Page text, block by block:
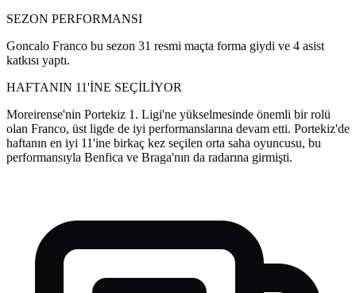
SEZON PERFORMANSI
Goncalo Franco bu sezon 31 resmi maçta forma giydi ve 4 asist
katkısı yaptı.
HAFTANIN 11'İNE SEÇİLİYOR
Moreirense'nin Portekiz 1. Ligi'ne yükselmesinde önemli bir rolü
olan Franco, üst ligde de iyi performanslarına devam etti. Portekiz'de
haftanın en iyi 11'ine birkaç kez seçilen orta saha oyuncusu, bu
performansıyla Benfica ve Braga'nın da radarına girmişti.